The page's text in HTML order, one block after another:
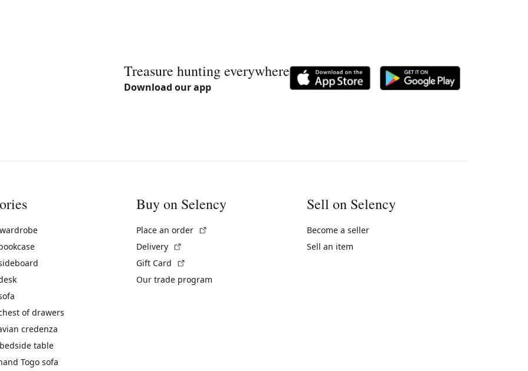
Treasure hunting everywhere
Download our app
of drawers
credenza
table
Togo sofa
Buy on Selency
Place an order
Delivery
Gift Card
Our trade program
Sell on Selency
Become a seller
Sell an item